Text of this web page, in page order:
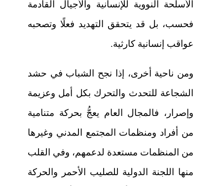
الأسلحة النووية للإنسانية والأجيال القادمة
فحسب، بل قد يتحقق التهديد فعلًا وتصحبه
عواقب إنسانية كارثية.
ومن ناحية أخرى، إذا نجح الشباب في حشد
الشجاعة للتحدث والتحرك بكل أمل وعزيمة
وإصرار، فالمجال العام يعجُّ بحركة متنامية
من أفراد ومنظمات المجتمع المدني وغيرها
من المنظمات مستعدة لدعمهم، وفي القلب
منها اللجنة الدولية للصليب الأحمر والحركة